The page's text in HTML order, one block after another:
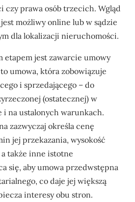
czy prawa osób trzecich. Wgląd
możliwy online lub w sądzie
dla lokalizacji nieruchomości.
etapem jest zawarcie umowy
umowa, która zobowiązuje
i sprzedającego – do
(ostatecznej) w
na ustalonych warunkach.
zazwyczaj określa cenę
jej przekazania, wysokość
także inne istotne
się, aby umowa przedwstępna
co daje jej większą
interesy obu stron.